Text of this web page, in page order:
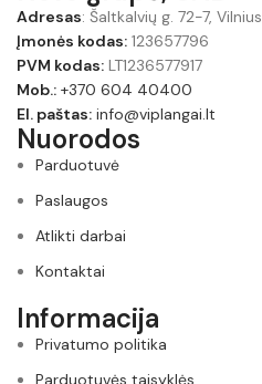
Adresas: Šaltkalvių g. 72-7, Vilnius
Įmonės kodas: 123657796
PVM kodas: LT1236577917
Mob.: +370 604 40400
El. paštas: info@viplangai.lt
Nuorodos
Parduotuvė
Paslaugos
Atlikti darbai
Kontaktai
Informacija
Privatumo politika
Parduotuvės taisyklės